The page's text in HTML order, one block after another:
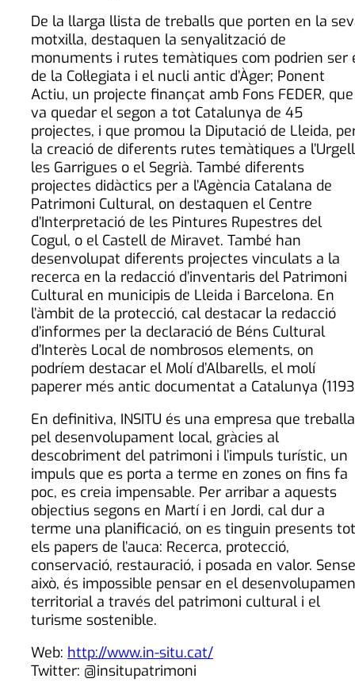
De la llarga llista de treballs que porten en la
motxilla, destaquen la senyalització de
monuments i rutes temàtiques com podrien ser
de la Col·legiata i el nucli antic d’Àger; Ponent
Actiu, un projecte finançat amb Fons FEDER, que
va quedar el segon a tot Catalunya de 45
projectes, i que promou la Diputació de Lleida,
la creació de diferents rutes temàtiques a
les Garrigues o el Segrià. També diferents
projectes didàctics per a l’Agència Catalana de
Patrimoni Cultural, on destaquen el Centre
d’Interpretació de les Pintures Rupestres del
Cogul, o el Castell de Miravet. També han
desenvolupat diferents projectes vinculats a la
recerca en la redacció d’inventaris del Patrimoni
Cultural en municipis de Lleida i Barcelona. En
l’àmbit de la protecció, cal destacar la redacció
d’informes per la declaració de Béns Cultural
d’Interès Local de nombrosos elements, on
podríem destacar el Molí d’Albarells, el molí
paperer més antic documentat a Catalunya
En definitiva, INSITU és una empresa que treballa
pel desenvolupament local, gràcies al
descobriment del patrimoni i l’impuls turístic, un
impuls que es porta a terme en zones on fins fa
poc, es creia impensable. Per arribar a aquests
objectius segons en Martí i en Jordi, cal dur a
terme una planificació, on es tinguin presents
els papers de l’auca: Recerca, protecció,
conservació, restauració, i posada en valor. Sense
això, és impossible pensar en el
territorial a través del patrimoni cultural i el
turisme sostenible.
Web: http://www.in-situ.cat/